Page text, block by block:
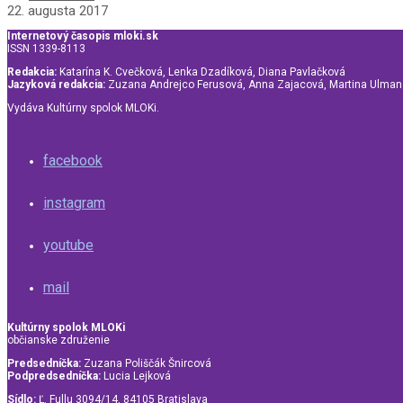
22. augusta 2017
Internetový časopis mloki.sk
ISSN 1339-8113
Redakcia: Katarína K. Cvečková, Lenka Dzadíková, Diana Pavlačková
Jazyková redakcia: Zuzana Andrejco Ferusová, Anna Zajacová, Martina
Vydáva Kultúrny spolok MLOKi.
facebook
instagram
youtube
mail
Kultúrny spolok MLOKi
občianske združenie
Predsedníčka: Zuzana Poliščák Šnircová
Podpredsedníčka: Lucia Lejková
Sídlo: Ľ. Fullu 3094/14, 84105 Bratislava